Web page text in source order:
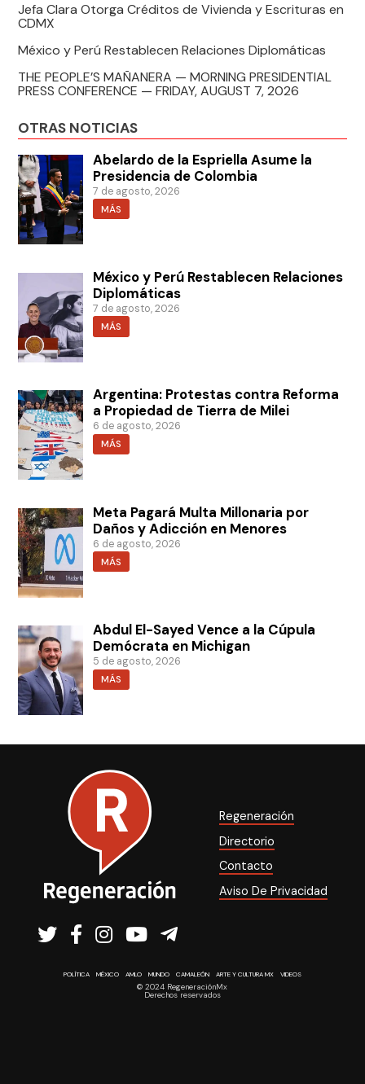
Jefa Clara Otorga Créditos de Vivienda y Escrituras en
CDMX
México y Perú Restablecen Relaciones Diplomáticas
THE PEOPLE’S MAÑANERA — MORNING PRESIDENTIAL
PRESS CONFERENCE — FRIDAY, AUGUST 7, 2026
OTRAS NOTICIAS
Abelardo de la Espriella Asume la
Presidencia de Colombia
7 de agosto, 2026
MÁS
México y Perú Restablecen Relaciones
Diplomáticas
7 de agosto, 2026
MÁS
Argentina: Protestas contra Reforma
a Propiedad de Tierra de Milei
6 de agosto, 2026
MÁS
Meta Pagará Multa Millonaria por
Daños y Adicción en Menores
6 de agosto, 2026
MÁS
Abdul El-Sayed Vence a la Cúpula
Demócrata en Michigan
5 de agosto, 2026
MÁS
Regeneración
Directorio
Contacto
Aviso De Privacidad
POLÍTICA MÉXICO AMLO MUNDO CAMALEÓN ARTE Y CULTURA MX VIDEOS
© 2024 RegeneraciónMx
Derechos reservados